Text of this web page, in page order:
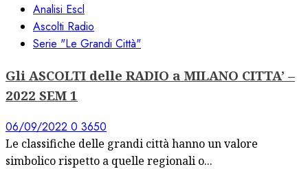
Analisi Escl
Ascolti Radio
Serie "Le Grandi Città"
Gli ASCOLTI delle RADIO a MILANO CITTA’ –
2022 SEM 1
06/09/2022 0 3650
Le classifiche delle grandi città hanno un valore
simbolico rispetto a quelle regionali o...